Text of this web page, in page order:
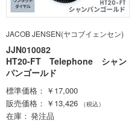
JACOB JENSEN(ヤコブイェンセン)
JJN010082
HT20-FT Telephone シャン
パンゴールド
標準価格
￥17,000
販売価格
￥13,426 （税込）
在庫
発注品